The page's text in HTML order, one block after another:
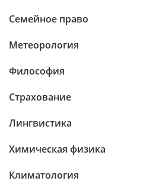
Семейное право
Метеорология
Философия
Страхование
Лингвистика
Химическая физика
Климатология